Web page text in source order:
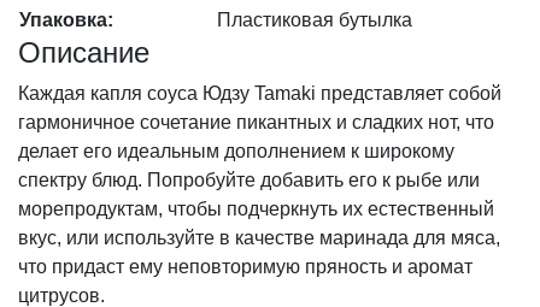
Упаковка:
Пластиковая бутылка
Описание
Каждая капля соуса Юдзу Tamaki представляет собой
гармоничное сочетание пикантных и сладких нот, что
делает его идеальным дополнением к широкому
спектру блюд. Попробуйте добавить его к рыбе или
морепродуктам, чтобы подчеркнуть их естественный
вкус, или используйте в качестве маринада для мяса,
что придаст ему неповторимую пряность и аромат
цитрусов.